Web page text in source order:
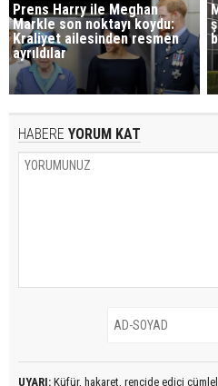
Prens Harry ile Meghan
Markle son noktayı koydu:
Kraliyet ailesinden resmen
ayrıldılar
HABERE YORUM KAT
UYARI: Küfür, hakaret, rencide edici